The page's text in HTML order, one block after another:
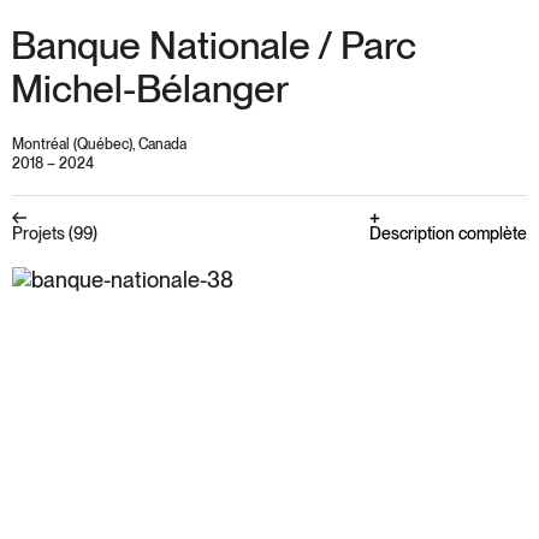
Banque Nationale / Parc
Michel-Bélanger
Montréal (Québec), Canada
2018 – 2024
Projets (99) Description complète